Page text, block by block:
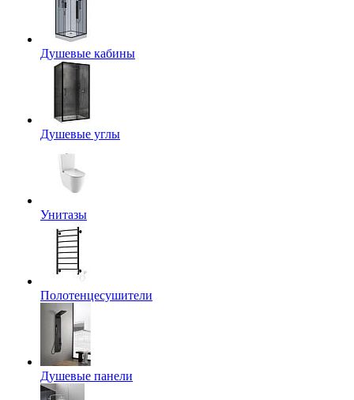
Душевые кабины
Душевые углы
Унитазы
Полотенцесушители
Душевые панели